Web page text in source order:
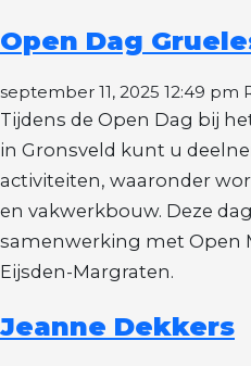
Open Dag
september 11, 2025 12:49 pm
Tijdens de Open Dag bij
in Gronsveld kunt u
activiteiten, waaronder
en vakwerkbouw. Deze
samenwerking met Open
Eijsden-Margraten.
Jeanne Dekkers